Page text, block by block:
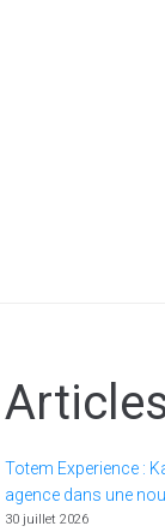
Totem Experience :
agence dans une
30 juillet 2026